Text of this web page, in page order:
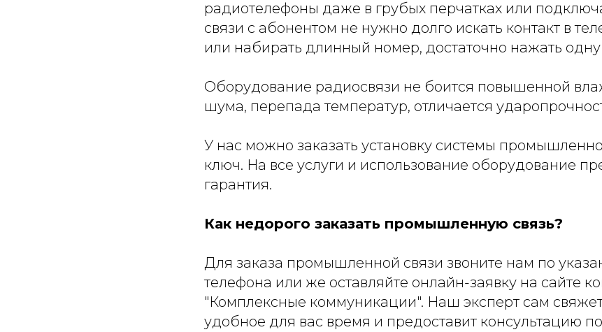
радиотелефоны даже в грубых перчатках или
связи с абонентом не нужно долго искать контакт в
или набирать длинный номер, достаточно нажать одну
Оборудование радиосвязи не боится повышенной
шума, перепада температур, отличается
У нас можно заказать установку системы
ключ. На все услуги и использование оборудование
гарантия.
Как недорого заказать промышленную связь?
Для заказа промышленной связи звоните нам по
телефона или же оставляйте онлайн-заявку на сайте
"Комплексные коммуникации". Наш эксперт сам
удобное для вас время и предоставит консультацию